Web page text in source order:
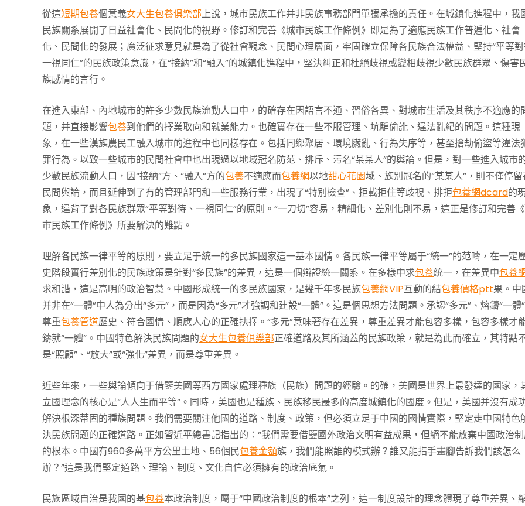
從這短期包養個意義女大生包養俱樂部上說，城市民族工作并非民族事務部門單獨承擔的責任。在城鎮化進程中，我
民族關系展開了日益社會化、民間化的視野。修訂和完善《城市民族工作條例》即是為了適應民族工作普遍化、社會
化、民間化的發展；廣泛征求意見就是為了從社會觀念、民間心理層面，牢固確立保障各民族合法權益、堅持“平等
一視同仁”的民族政策意識，在“接納”和“融入”的城鎮化進程中，堅決糾正和杜絕歧視或變相歧視少數民族群眾、傷害
族感情的言行。
在進入東部、內地城市的許多少數民族流動人口中，的確存在因語言不通、習俗各異、對城市生活及其秩序不適應的
題，并直接影響包養到他們的擇業取向和就業能力。也確實存在一些不服管理、坑騙偷訛、違法亂紀的問題。這種現
象，在一些漢族農民工融入城市的進程中也同樣存在。包括同鄉聚居、環境臟亂、行為失序等，甚至搶劫偷盜等違法
罪行為。以致一些城市的民間社會中也出現過以地域冠名防范、排斥、污名“某某人”的輿論。但是，對一些進入城市
少數民族流動人口，因“接納”方、“融入”方的包養不適應而包養網以地甜心花園域、族別冠名的“某某人”，則不僅停留
民間輿論，而且延伸到了有的管理部門和一些服務行業，出現了“特別檢查”、拒載拒住等歧視、排拒包養網dcard的
象，違背了對各民族群眾“平等對待、一視同仁”的原則。“一刀切”容易，精細化、差別化則不易，這正是修訂和完善
市民族工作條例》所要解決的難點。
理解各民族一律平等的原則，要立足于統一的多民族國家這一基本國情。各民族一律平等屬于“統一”的范疇，在一定
史階段實行差別化的民族政策是針對“多民族”的差異，這是一個辯證統一關系。在多樣中求包養統一，在差異中包養
求和諧，這是高明的政治智慧。中國形成統一的多民族國家，是幾千年多民族包養網VIP互動的結包養價格ptt果。中
并非在“一體”中人為分出“多元”，而是因為“多元”才強調和建設“一體”。這是個思想方法問題。承認“多元”、熔鑄“一體
尊重包養管道歷史、符合國情、順應人心的正確抉擇。“多元”意味著存在差異，尊重差異才能包容多樣，包容多樣才
鑄就“一體”。中國特色解決民族問題的女大生包養俱樂部正確道路及其所涵蓋的民族政策，就是為此而確立，其特點
是“照顧”、“放大”或“強化”差異，而是尊重差異。
近些年來，一些輿論傾向于借鑒美國等西方國家處理種族（民族）問題的經驗。的確，美國是世界上最發達的國家，
立國理念的核心是“人人生而平等”。同時，美國也是種族、民族移民最多的高度城鎮化的國度。但是，美國并沒有成
解決根深蒂固的種族問題。我們需要關注他國的道路、制度、政策，但必須立足于中國的國情實際，堅定走中國特色
決民族問題的正確道路。正如習近平總書記指出的：“我們需要借鑒國外政治文明有益成果，但絕不能放棄中國政治
的根本。中國有960多萬平方公里土地、56個民包養金額族，我們能照誰的模式辦？誰又能指手畫腳告訴我們該怎么
辦？”這是我們堅定道路、理論、制度、文化自信必須擁有的政治底氣。
民族區域自治是我國的基包養本政治制度，屬于“中國政治制度的根本”之列，這一制度設計的理念體現了尊重差異、